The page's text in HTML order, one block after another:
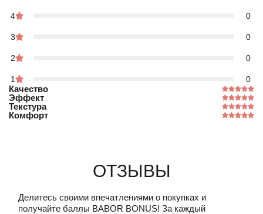
4 0
3 0
2 0
1 0
Качество
Эффект
Текстура
Комфорт
Отзывы
Делитесь своими впечатлениями о покупках и
получайте баллы BABOR BONUS! За каждый